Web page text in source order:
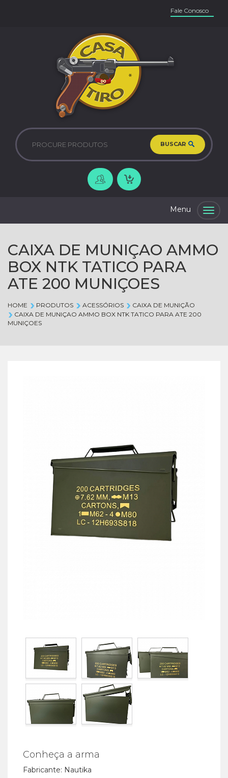
Fale Conosco
BUSCAR
CAIXA DE MUNIÇAO AMMO
BOX NTK TATICO PARA
ATE 200 MUNIÇOES
HOME PRODUTOS ACESSÓRIOS
CAIXA DE MUNIÇÃO
CAIXA DE MUNIÇAO AMMO BOX NTK TATICO PARA ATE 200
MUNIÇOES
Conheça a arma
Fabricante: Nautika